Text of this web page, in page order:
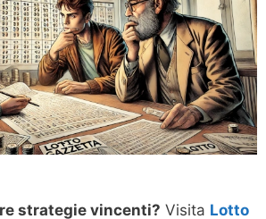
strategie vincenti? Visita Lotto